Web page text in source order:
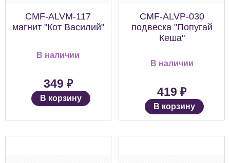
CMF-ALVM-117
магнит "Кот Василий"
В наличии
349 ₽
В корзину
CMF-ALVP-030
подвеска "Попугай
Кеша"
В наличии
419 ₽
В корзину